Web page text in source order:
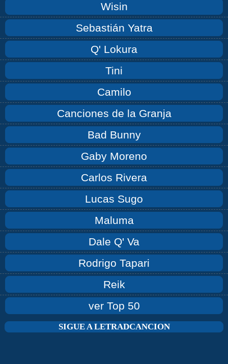
Wisin
Sebastián Yatra
Q' Lokura
Tini
Camilo
Canciones de la Granja
Bad Bunny
Gaby Moreno
Carlos Rivera
Lucas Sugo
Maluma
Dale Q' Va
Rodrigo Tapari
Reik
ver Top 50
SIGUE A LETRADCANCION